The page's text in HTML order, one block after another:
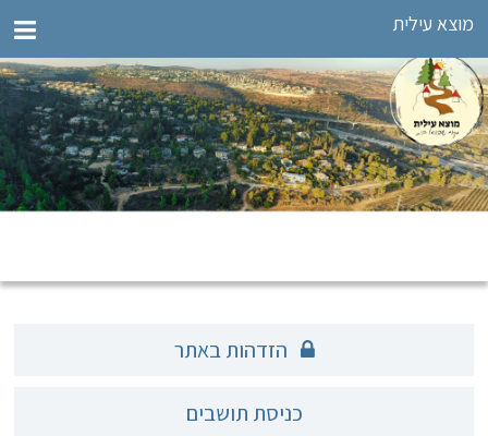
מוצא עילית
הזדהות באתר
כניסת תושבים